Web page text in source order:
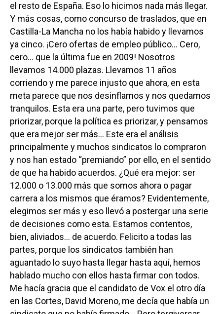
el resto de España. Eso lo hicimos nada más llegar.
Y más cosas, como concurso de traslados, que en
Castilla-La Mancha no los había habido y llevamos
ya cinco. ¡Cero ofertas de empleo público… Cero,
cero… que la última fue en 2009! Nosotros
llevamos 14.000 plazas. Llevamos 11 años
corriendo y me parece injusto que ahora, en esta
meta parece que nos desinflamos y nos quedamos
tranquilos. Esta era una parte, pero tuvimos que
priorizar, porque la política es priorizar, y pensamos
que era mejor ser más… Este era el análisis
principalmente y muchos sindicatos lo compraron
y nos han estado “premiando” por ello, en el sentido
de que ha habido acuerdos. ¿Qué era mejor: ser
12.000 o 13.000 más que somos ahora o pagar
carrera a los mismos que éramos? Evidentemente,
elegimos ser más y eso llevó a postergar una serie
de decisiones como esta. Estamos contentos,
bien, aliviados… de acuerdo. Felicito a todas las
partes, porque los sindicatos también han
aguantado lo suyo hasta llegar hasta aquí, hemos
hablado mucho con ellos hasta firmar con todos.
Me hacía gracia que el candidato de Vox el otro día
en las Cortes, David Moreno, me decía que había un